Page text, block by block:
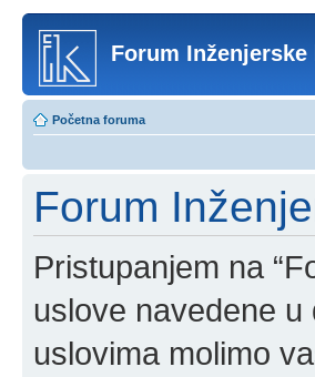
Forum
Početna foruma
Forum
Pristupanjem na
uslove navedene
uslovima molimo